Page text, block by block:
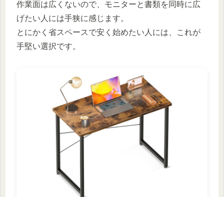
作業面は広くないので、モニターと書類を同時に広
げたい人には手狭に感じます。
とにかく省スペースで安く始めたい人には、これが
手堅い選択です。